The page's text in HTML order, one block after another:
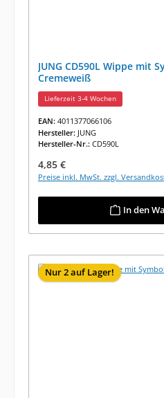
JUNG CD590L Wippe mit
Cremeweiß
Lieferzeit 3-4 Wochen
EAN: 4011377066106
Hersteller: JUNG
Hersteller-Nr.: CD590L
Regulärer Preis:
4,85 €
Preise inkl. MwSt. zzgl.
In den
Nur 2 auf Lager!